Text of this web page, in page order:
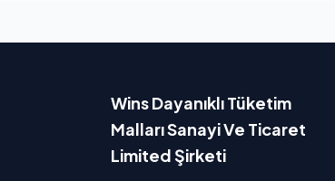
Wins Dayanıklı Tüketim
Malları Sanayi Ve Ticaret
Limited Şirketi